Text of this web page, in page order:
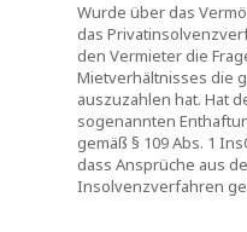
Wurde über das
das
den Vermieter die
Mietverhältnisses die
auszuzahlen hat. Hat
sogenannten
gemäß § 109 Abs. 1
dass Ansprüche aus
Insolvenzverfahren